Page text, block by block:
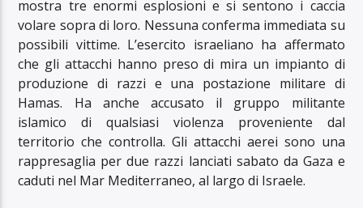
mostra tre enormi esplosioni e si sentono i caccia
volare sopra di loro. Nessuna conferma immediata su
possibili vittime. L’esercito israeliano ha affermato
che gli attacchi hanno preso di mira un impianto di
produzione di razzi e una postazione militare di
Hamas. Ha anche accusato il gruppo militante
islamico di qualsiasi violenza proveniente dal
territorio che controlla. Gli attacchi aerei sono una
rappresaglia per due razzi lanciati sabato da Gaza e
caduti nel Mar Mediterraneo, al largo di Israele.